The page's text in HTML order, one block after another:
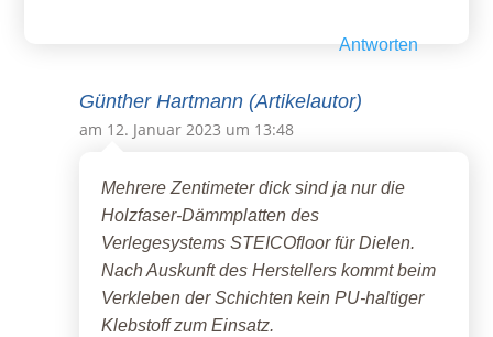
Antworten
Günther Hartmann (Artikelautor)
am 12. Januar 2023 um 13:48
Mehrere Zentimeter dick sind ja nur die
Holzfaser-Dämmplatten des
Verlegesystems STEICOfloor für Dielen.
Nach Auskunft des Herstellers kommt beim
Verkleben der Schichten kein PU-haltiger
Klebstoff zum Einsatz.